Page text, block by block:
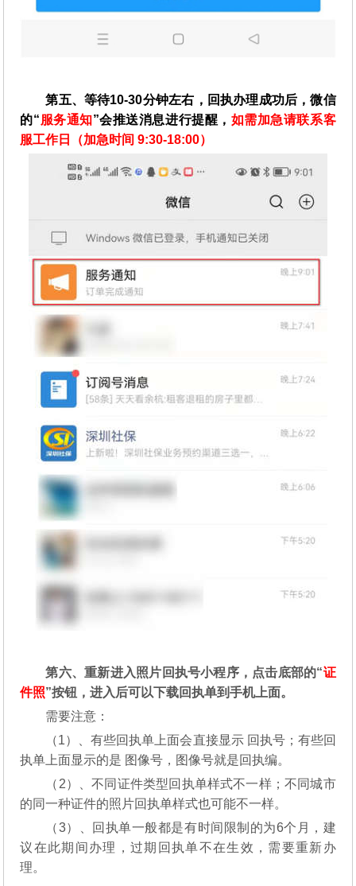
第五、等待10-30分钟左右，回执办理成功后，微信
的“服务通知”会推送消息进行提醒， 如需加急请联系客
服工作日（加急时间 9:30-18:00）
第六、重新进入照片回执号小程序，点击底部的“证
件照”按钮，进入后可以下载回执单到手机上面。
需要注意：
（1）、有些回执单上面会直接显示 回执号；有些回
执单上面显示的是 图像号，图像号就是回执编。
（2）、不同证件类型回执单样式不一样；不同城市
的同一种证件的照片回执单样式也可能不一样。
（3）、回执单一般都是有时间限制的为6个月，建
议在此期间办理，过期回执单不在生效，需要重新办
理。